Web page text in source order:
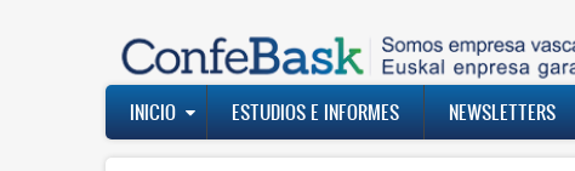
Navegación
principal
INICIO ESTUDIOS E INFORMES NEWSLETTERS